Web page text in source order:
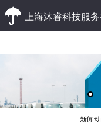
上海沐睿科技服
优质的客户服务 高效的办
新闻